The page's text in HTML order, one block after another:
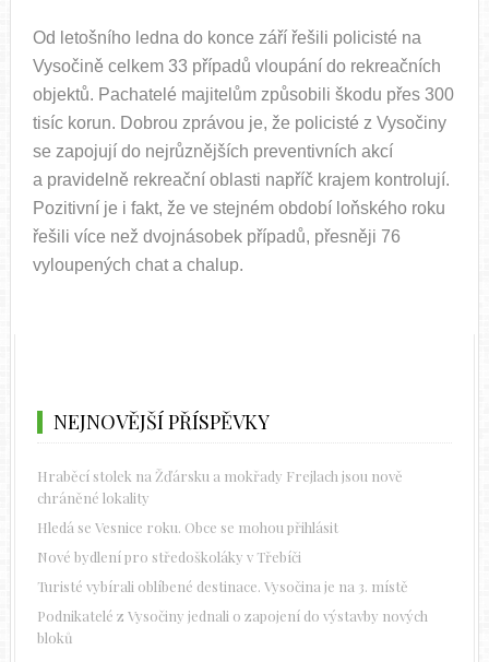
Od letošního ledna do konce září řešili policisté na
Vysočině celkem 33 případů vloupání do rekreačních
objektů. Pachatelé majitelům způsobili škodu přes 300
tisíc korun. Dobrou zprávou je, že policisté z Vysočiny
se zapojují do nejrůznějších preventivních akcí
a pravidelně rekreační oblasti napříč krajem kontrolují.
Pozitivní je i fakt, že ve stejném období loňského roku
řešili více než dvojnásobek případů, přesněji 76
vyloupených chat a chalup.
NEJNOVĚJŠÍ PŘÍSPĚVKY
Hraběcí stolek na Žďársku a mokřady Frejlach jsou nově
chráněné lokality
Hledá se Vesnice roku. Obce se mohou přihlásit
Nové bydlení pro středoškoláky v Třebíči
Turisté vybírali oblíbené destinace. Vysočina je na 3. místě
Podnikatelé z Vysočiny jednali o zapojení do výstavby nových
bloků